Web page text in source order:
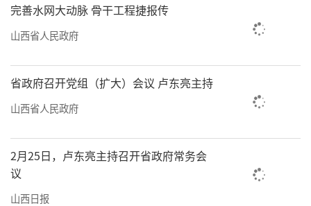
完善水网大动脉 骨干工程捷报传
山西省人民政府
省政府召开党组（扩大）会议 卢东亮主持
山西省人民政府
2月25日，卢东亮主持召开省政府常务会
议
山西日报